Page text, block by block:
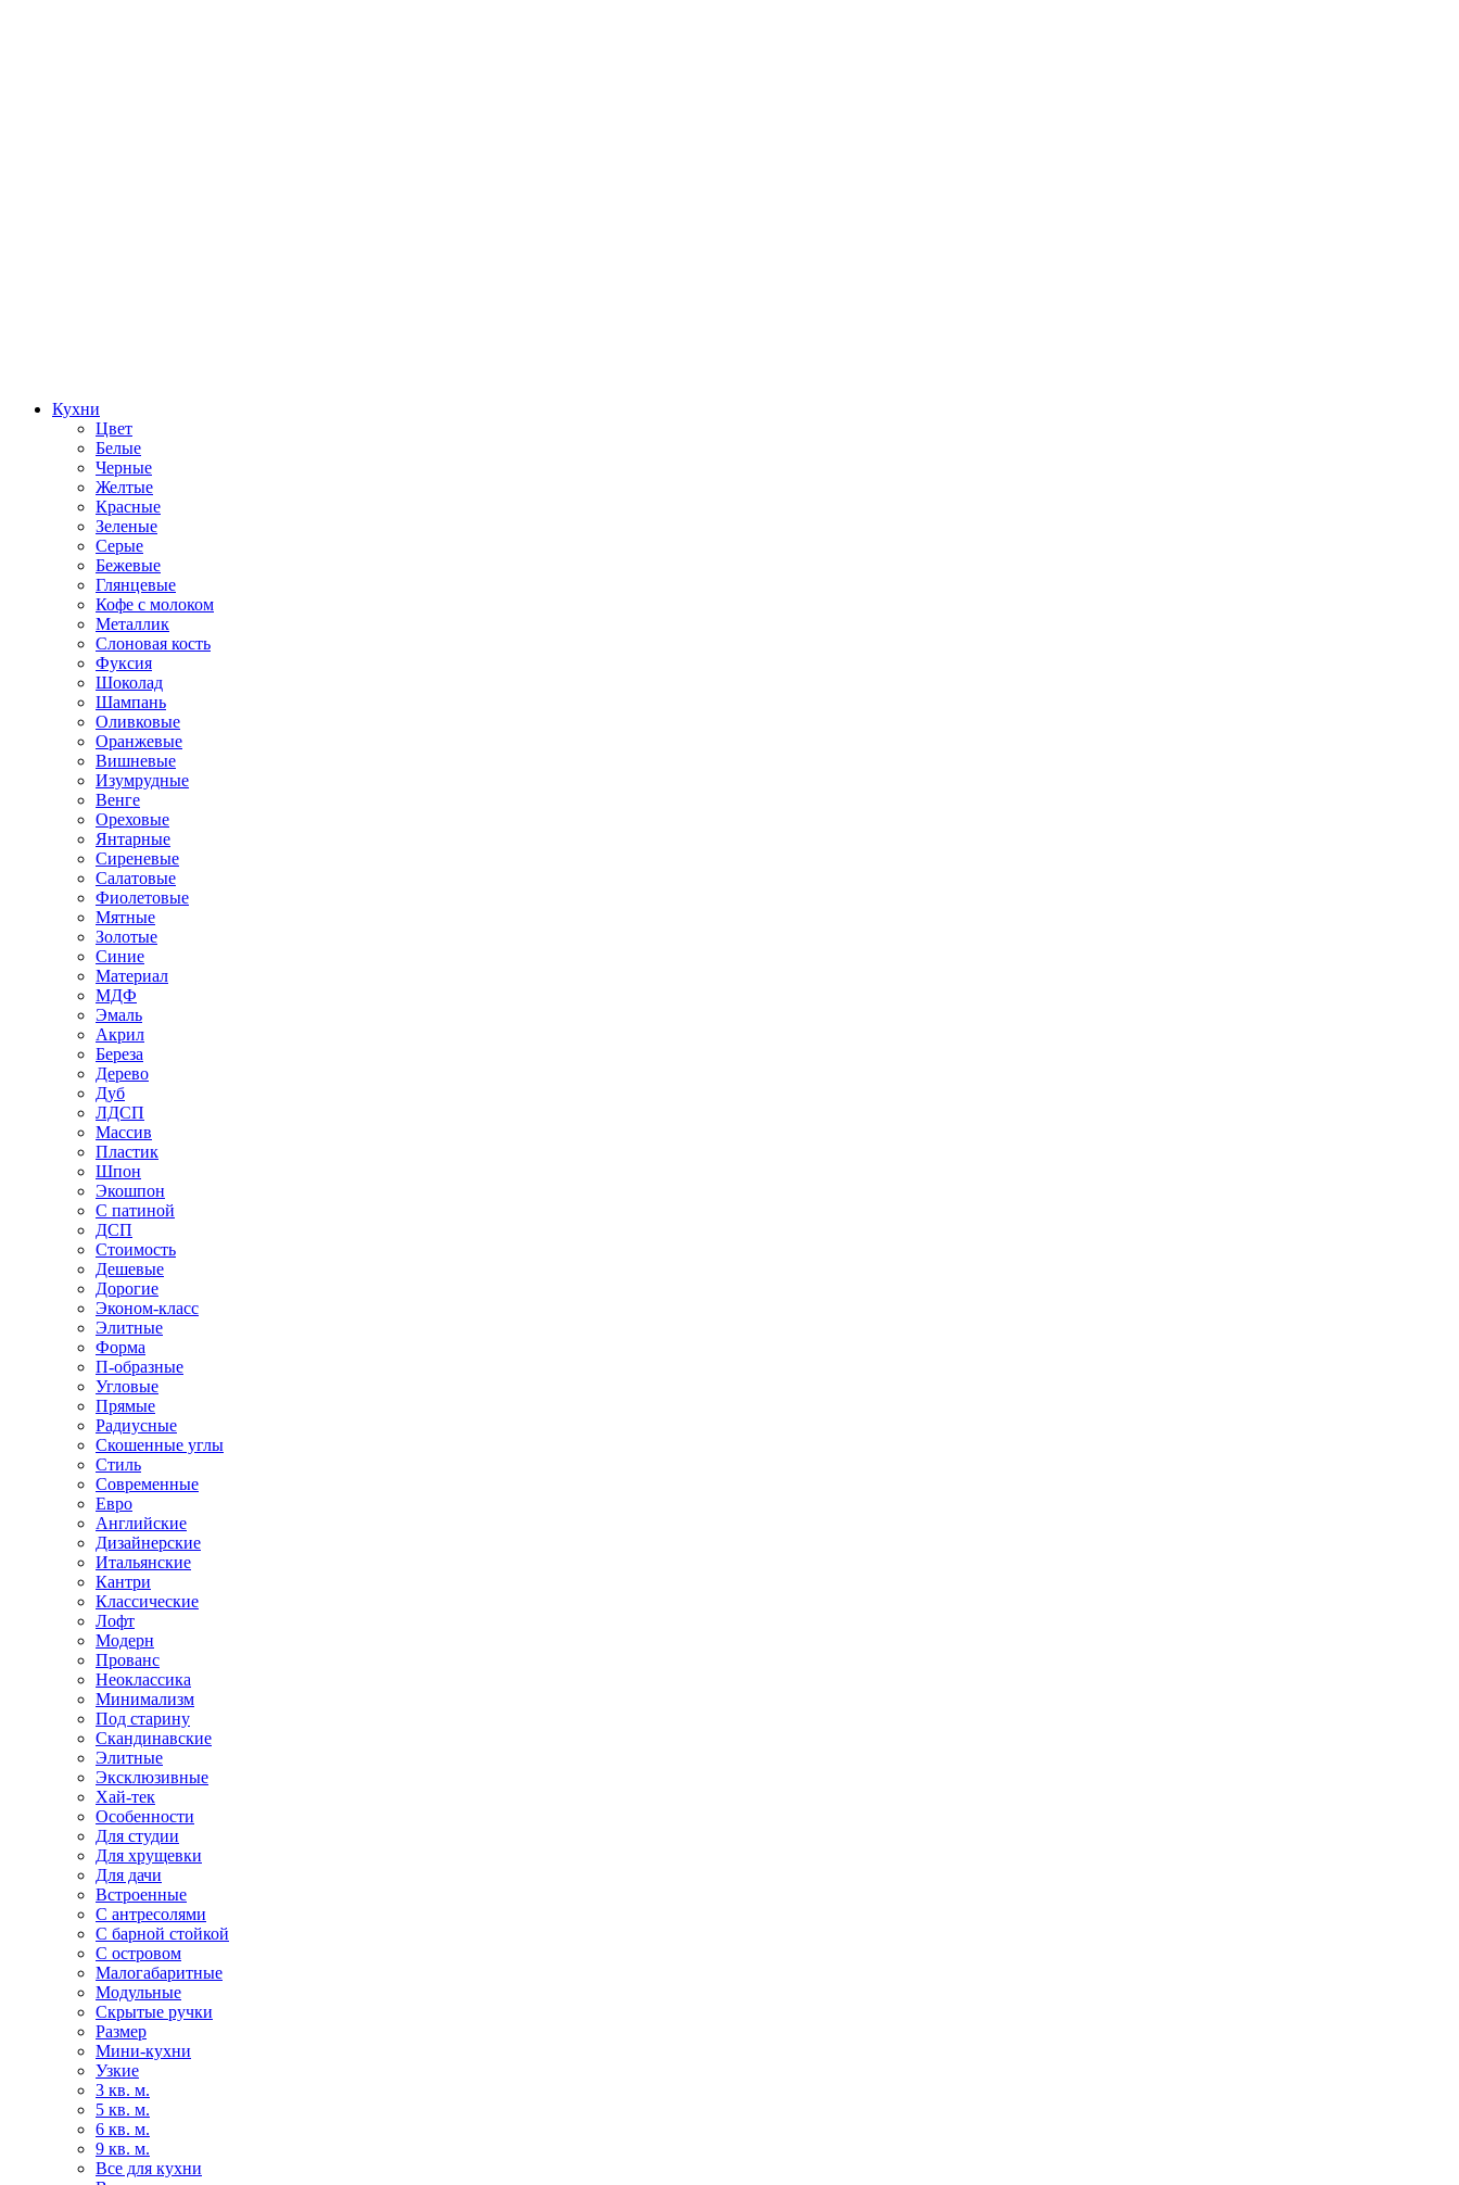
Кухни
Цвет
Белые
Черные
Желтые
Красные
Зеленые
Серые
Бежевые
Глянцевые
Кофе с молоком
Металлик
Слоновая кость
Фуксия
Шоколад
Шампань
Оливковые
Оранжевые
Вишневые
Изумрудные
Венге
Ореховые
Янтарные
Сиреневые
Салатовые
Фиолетовые
Мятные
Золотые
Синие
Материал
МДФ
Эмаль
Акрил
Береза
Дерево
Дуб
ЛДСП
Массив
Пластик
Шпон
Экошпон
С патиной
ДСП
Стоимость
Дешевые
Дорогие
Эконом-класс
Элитные
Форма
П-образные
Угловые
Прямые
Радиусные
Скошенные углы
Стиль
Современные
Евро
Английские
Дизайнерские
Итальянские
Кантри
Классические
Лофт
Модерн
Прованс
Неоклассика
Минимализм
Под старину
Скандинавские
Элитные
Эксклюзивные
Хай-тек
Особенности
Для студии
Для хрущевки
Для дачи
Встроенные
С антресолями
С барной стойкой
С островом
Малогабаритные
Модульные
Скрытые ручки
Размер
Мини-кухни
Узкие
3 кв. м.
5 кв. м.
6 кв. м.
9 кв. м.
Все для кухни